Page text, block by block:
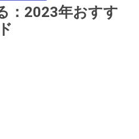
：2023年おすす